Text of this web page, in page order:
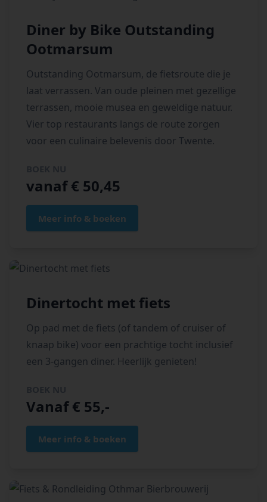
Diner by Bike Outstanding
Ootmarsum
Outstanding Ootmarsum, de fietsroute die je
laat verrassen. Van oude pleinen met gezellige
terrassen, mooie musea en geweldige natuur.
Vier top restaurants langs de route zorgen
voor een culinaire belevenis door Twente.
vanaf € 50,45
Meer info & boeken
Dinertocht met fiets
Op pad met de fiets (of tandem of cruiser of
knaap bike) voor een prachtige tocht inclusief
een 3-gangen diner. Heerlijk genieten!
Vanaf € 55,-
Meer info & boeken